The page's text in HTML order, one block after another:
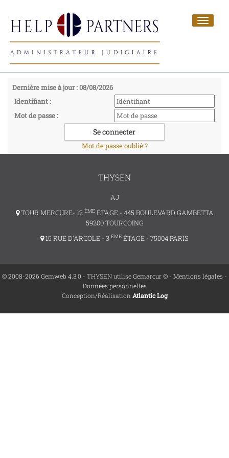
Toggle
Dernière mise à jour : 08/08/2026
Identifiant :
Mot de passe :
Mot de passe oublié ?
THYSEN
AJ
TOUR MERCURE- 12 ÈMEÉTAGE - 445 BOULEVARD GAMBETTA
59200 TOURCOING
15 RUE D'ARCOLE - 3 ÈME ÉTAGE - 75004 PARIS
© 2008-2026 Gemweb 4.3.0 - THYSEN utiliseGemarcur © - Mentions légales -
Données personnelles
Conception/Réalisation Atlantic Log